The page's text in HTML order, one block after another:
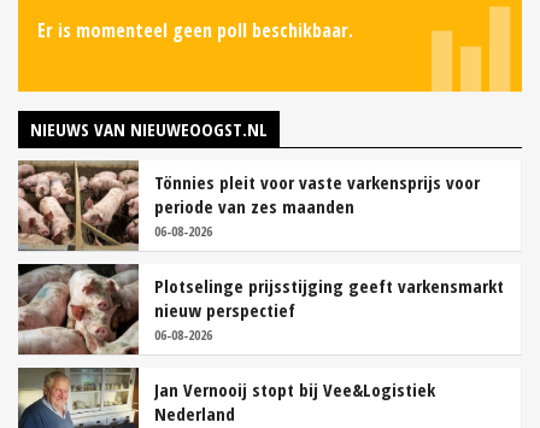
Er is momenteel geen poll beschikbaar.
NIEUWS VAN NIEUWEOOGST.NL
Tönnies pleit voor vaste varkensprijs voor
periode van zes maanden
06-08-2026
Plotselinge prijsstijging geeft varkensmarkt
nieuw perspectief
06-08-2026
Jan Vernooij stopt bij Vee&Logistiek
Nederland